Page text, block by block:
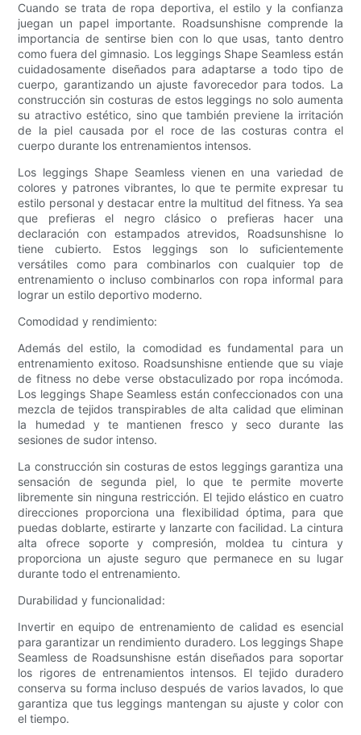
Cuando se trata de ropa deportiva, el estilo y la confianza
juegan un papel importante. Roadsunshisne comprende la
importancia de sentirse bien con lo que usas, tanto dentro
como fuera del gimnasio. Los leggings Shape Seamless están
cuidadosamente diseñados para adaptarse a todo tipo de
cuerpo, garantizando un ajuste favorecedor para todos. La
construcción sin costuras de estos leggings no solo aumenta
su atractivo estético, sino que también previene la irritación
de la piel causada por el roce de las costuras contra el
cuerpo durante los entrenamientos intensos.
Los leggings Shape Seamless vienen en una variedad de
colores y patrones vibrantes, lo que te permite expresar tu
estilo personal y destacar entre la multitud del fitness. Ya sea
que prefieras el negro clásico o prefieras hacer una
declaración con estampados atrevidos, Roadsunshisne lo
tiene cubierto. Estos leggings son lo suficientemente
versátiles como para combinarlos con cualquier top de
entrenamiento o incluso combinarlos con ropa informal para
lograr un estilo deportivo moderno.
Comodidad y rendimiento:
Además del estilo, la comodidad es fundamental para un
entrenamiento exitoso. Roadsunshisne entiende que su viaje
de fitness no debe verse obstaculizado por ropa incómoda.
Los leggings Shape Seamless están confeccionados con una
mezcla de tejidos transpirables de alta calidad que eliminan
la humedad y te mantienen fresco y seco durante las
sesiones de sudor intenso.
La construcción sin costuras de estos leggings garantiza una
sensación de segunda piel, lo que te permite moverte
libremente sin ninguna restricción. El tejido elástico en cuatro
direcciones proporciona una flexibilidad óptima, para que
puedas doblarte, estirarte y lanzarte con facilidad. La cintura
alta ofrece soporte y compresión, moldea tu cintura y
proporciona un ajuste seguro que permanece en su lugar
durante todo el entrenamiento.
Durabilidad y funcionalidad:
Invertir en equipo de entrenamiento de calidad es esencial
para garantizar un rendimiento duradero. Los leggings Shape
Seamless de Roadsunshisne están diseñados para soportar
los rigores de entrenamientos intensos. El tejido duradero
conserva su forma incluso después de varios lavados, lo que
garantiza que tus leggings mantengan su ajuste y color con
el tiempo.